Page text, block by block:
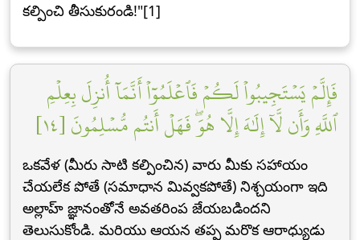
కల్పించి తీసుకురండి!"[1]
فَإِلَّمۡ يَسۡتَجِيبُواْ لَكُمۡ فَٱعۡلَمُوٓاْ أَنَّمَآ أُنزِلَ بِعِلۡمِ
ٱللَّهِ وَأَن لَّآ إِلَٰهَ إِلَّا هُوَۖ فَهَلۡ أَنتُم مُّسۡلِمُونَ [١٤]
ఒకవేళ (మీరు సాటి కల్పించిన) వారు మీకు సహాయం
చేయలేక పోతే (సమాధాన మివ్వకపోతే) నిశ్చయంగా ఇది
అల్లాహ్ జ్ఞానంతోనే అవతరింప జేయబడిందని
తెలుసుకోండి. మరియు ఆయన తప్ప మరొక ఆరాధ్యుడు